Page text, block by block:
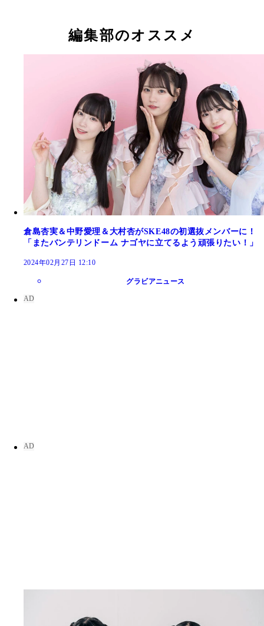
編集部のオススメ
倉島杏実＆中野愛理＆大村杏がSKE48の初選抜メンバーに！
「またバンテリンドーム ナゴヤに立てるよう頑張りたい！」
2024年02月27日 12:10
グラビアニュース